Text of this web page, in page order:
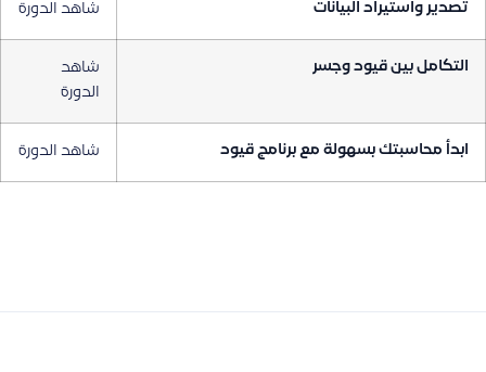
تصدير واستيراد البيانات شاهد الدورة
التكامل بين قيود وجسر
شاهد
الدورة
ابدأ محاسبتك بسهولة مع برنامج قيود شاهد الدورة